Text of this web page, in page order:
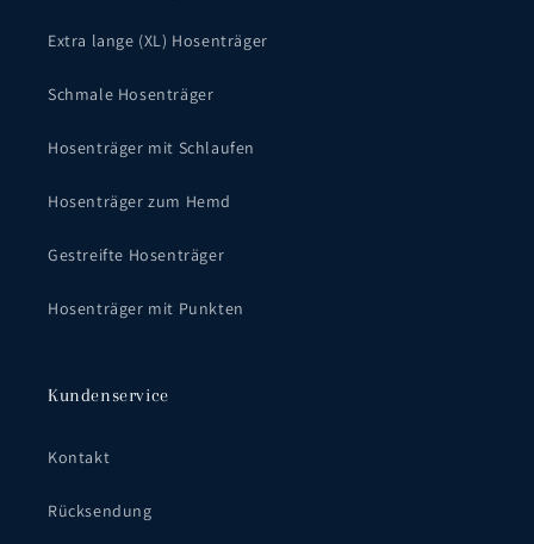
Extra lange (XL) Hosenträger
Schmale Hosenträger
Hosenträger mit Schlaufen
Hosenträger zum Hemd
Gestreifte Hosenträger
Hosenträger mit Punkten
Kundenservice
Kontakt
Rücksendung